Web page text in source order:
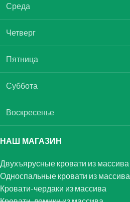
Среда
Четверг
Пятница
Суббота
Воскресенье
НАШ МАГАЗИН
Двухъярусные кровати из массива
Односпальные кровати из массива
Кровати-чердаки из массива